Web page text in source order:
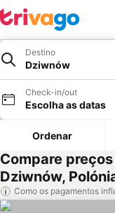
Destino
Dziwnów
Check-in/out
Escolha as datas
Ordenar
Compare
Dziwnów,
Como os pagamentos